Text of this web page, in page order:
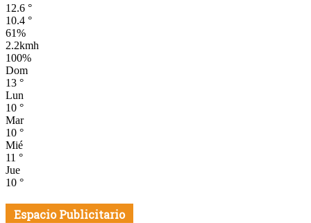
12.6 °
10.4 °
61%
2.2kmh
100%
Dom
13 °
Lun
10 °
Mar
10 °
Mié
11 °
Jue
10 °
Espacio Publicitario